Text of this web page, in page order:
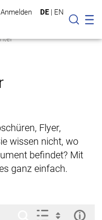
Anmelden DE | EN
Suche
Flyer,
wissen nicht, wo
befindet? Mit
ganz einfach.